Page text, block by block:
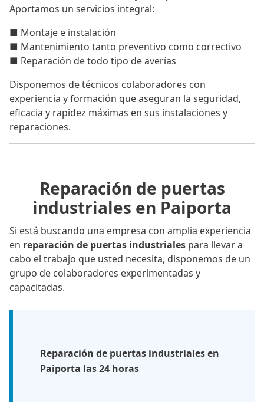
Aportamos un servicios integral:
■ Montaje e instalación
■ Mantenimiento tanto preventivo como correctivo
■ Reparación de todo tipo de averías
Disponemos de técnicos colaboradores con
experiencia y formación que aseguran la seguridad,
eficacia y rapidez máximas en sus instalaciones y
reparaciones.
Reparación de puertas
industriales en Paiporta
Si está buscando una empresa con amplia experiencia
en reparación de puertas industriales para llevar a
cabo el trabajo que usted necesita, disponemos de un
grupo de colaboradores experimentadas y
capacitadas.
Reparación de puertas industriales en
Paiporta las 24 horas